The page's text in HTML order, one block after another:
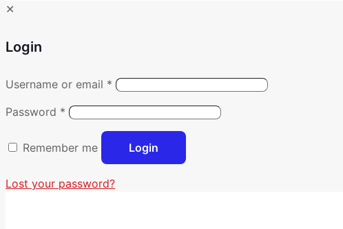
✕
Login
Username or email *
Password *
Remember me Login
Lost your password?